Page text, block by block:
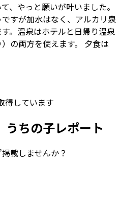
、やっと願いが叶いました。
すが加水はなく、アルカリ泉
。温泉はホテルと日帰り温泉
の両方を使えます。 夕食は
得しています
うちの子レポート
載しませんか？